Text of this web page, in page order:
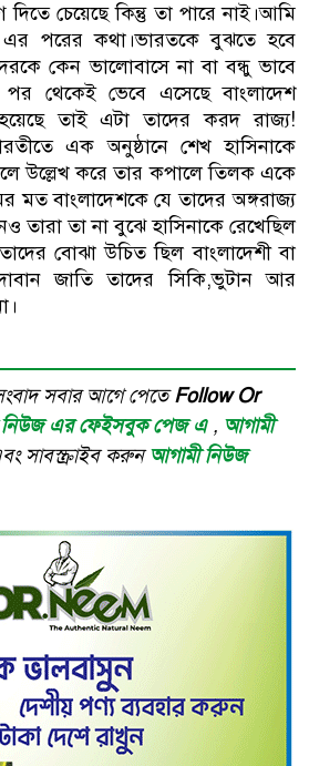
দিতে চেয়েছে কিন্তু তা পারে নাই।আমি
পরের কথা।ভারতকে বুঝতে হবে
কেন ভালোবাসে না বা বন্ধু ভাবে
পর থেকেই ভেবে এসেছে বাংলাদেশ
তাই এটা তাদের করদ রাজ্য!
এক অনুষ্ঠানে শেখ হাসিনাকে
বলে উল্লেখ করে তার কপালে তিলক একে
মত বাংলাদেশকে যে তাদের অঙ্গরাজ্য
তারা তা না বুঝে হাসিনাকে রেখেছিল
বোঝা উচিত ছিল বাংলাদেশী বা
জাতি তাদের সিকি,ভুটান আর
সবার আগে পেতেFollow Or
নিউজ এর ফেইসবুক পেজ এ , আগামী
সাবস্ক্রাইব করুনআগামী নিউজ